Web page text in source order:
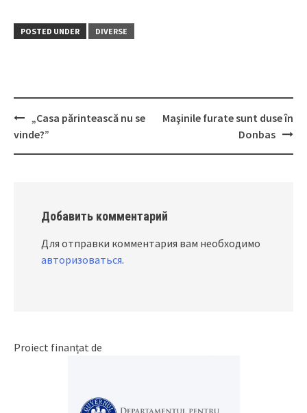
POSTED UNDER DIVERSE
Post
navigation
„Casa părintească nu se
vinde?”
Maşinile furate sunt duse în
Donbas
Добавить комментарий
Для отправки комментария вам необходимо
авторизоваться.
Proiect finanțat de